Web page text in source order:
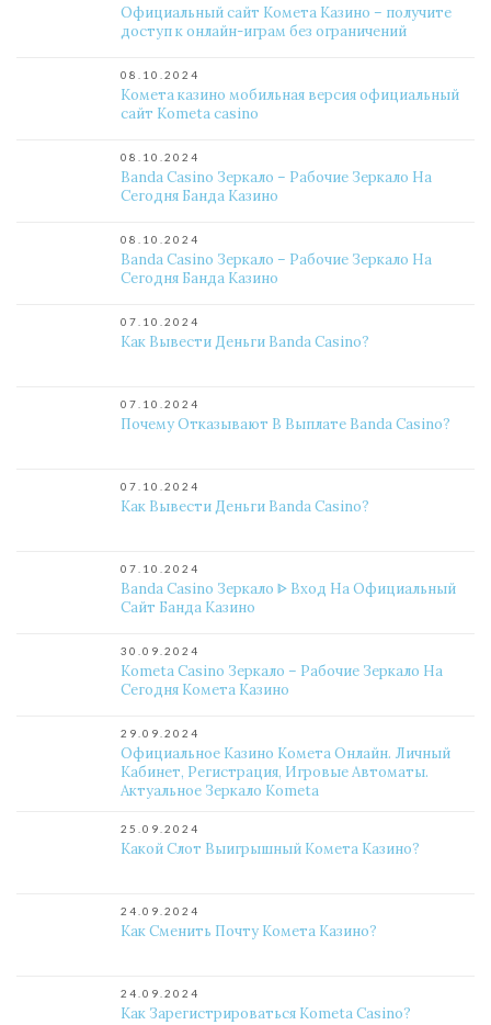
Официальный сайт Комета Казино – получите
доступ к онлайн-играм без ограничений
08.10.2024
Комета казино мобильная версия официальный
сайт Kometa casino
08.10.2024
Banda Casino Зеркало – Рабочие Зеркало На
Сегодня Банда Казино
08.10.2024
Banda Casino Зеркало – Рабочие Зеркало На
Сегодня Банда Казино
07.10.2024
Как Вывести Деньги Banda Casino?
07.10.2024
Почему Отказывают В Выплате Banda Casino?
07.10.2024
Как Вывести Деньги Banda Casino?
07.10.2024
Banda Casino Зеркало ᐈ Вход На Официальный
Сайт Банда Казино
30.09.2024
Kometa Casino Зеркало – Рабочие Зеркало На
Сегодня Комета Казино
29.09.2024
Официальное Казино Комета Онлайн. Личный
Кабинет, Регистрация, Игровые Автоматы.
Актуальное Зеркало Kometa
25.09.2024
Какой Слот Выигрышный Комета Казино?
24.09.2024
Как Сменить Почту Комета Казино?
24.09.2024
Как Зарегистрироваться Kometa Casino?